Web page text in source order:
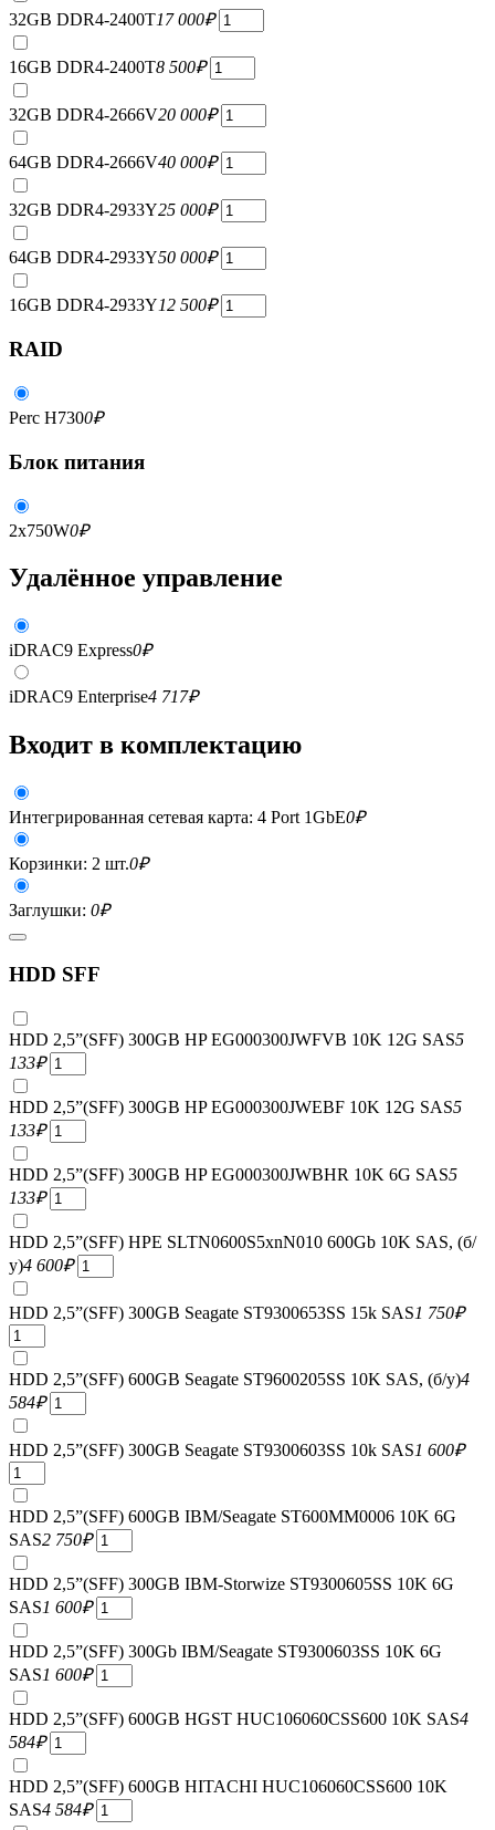
32GB DDR4-2400T17 000₽
16GB DDR4-2400T8 500₽
32GB DDR4-2666V20 000₽
64GB DDR4-2666V40 000₽
32GB DDR4-2933Y25 000₽
64GB DDR4-2933Y50 000₽
16GB DDR4-2933Y12 500₽
RAID
Perc H7300₽
Блок питания
2x750W0₽
Удалённое управление
iDRAC9 Express0₽
iDRAC9 Enterprise4 717₽
Входит в комплектацию
Интегрированная сетевая карта: 4 Port 1GbE0₽
Корзинки: 2 шт.0₽
Заглушки: 0₽
HDD SFF
HDD 2,5”(SFF) 300GB HP EG000300JWFVB 10K 12G SAS5
133₽
HDD 2,5”(SFF) 300GB HP EG000300JWEBF 10K 12G SAS5
133₽
HDD 2,5”(SFF) 300GB HP EG000300JWBHR 10K 6G SAS5
133₽
HDD 2,5”(SFF) HPE SLTN0600S5xnN010 600Gb 10K SAS, (б/
у)4 600₽
HDD 2,5”(SFF) 300GB Seagate ST9300653SS 15k SAS1 750₽
HDD 2,5”(SFF) 600GB Seagate ST9600205SS 10K SAS, (б/у)4
584₽
HDD 2,5”(SFF) 300GB Seagate ST9300603SS 10k SAS1 600₽
HDD 2,5”(SFF) 600GB IBM/Seagate ST600MM0006 10K 6G
SAS2 750₽
HDD 2,5”(SFF) 300GB IBM-Storwize ST9300605SS 10K 6G
SAS1 600₽
HDD 2,5”(SFF) 300Gb IBM/Seagate ST9300603SS 10K 6G
SAS1 600₽
HDD 2,5”(SFF) 600GB HGST HUC106060CSS600 10K SAS4
584₽
HDD 2,5”(SFF) 600GB HITACHI HUC106060CSS600 10K
SAS4 584₽